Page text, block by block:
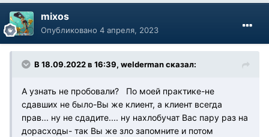
mixos
Опубликовано 4 апреля, 2023
В 18.09.2022 в 16:39, weldermanсказал:
А узнать не пробовали? По моей практике-не
сдавших не было-Вы же клиент, а клиент всегда
прав... ну не сдадите.... ну нахлобучат Вас пару раз на
дорасходы- так Вы же зло запомните и потом